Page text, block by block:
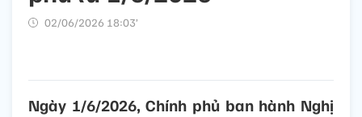
02/06/2026 18:03’
Ngày 1/6/2026, Chính phủ ban hành Nghị